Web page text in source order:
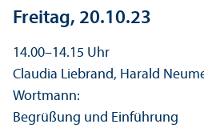
Freitag, 20.10.23
14.00–14.15 Uhr
Claudia Liebrand, Harald
Wortmann:
Begrüßung und Einführung